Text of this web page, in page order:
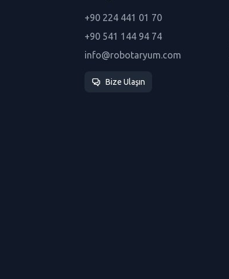
+90 224 441 01 70
+90 541 144 94 74
info@robotaryum.com
Bize Ulaşın